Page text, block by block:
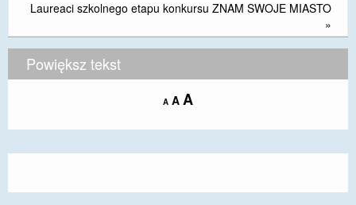
mLegitymacja
Laureaci szkolnego etapu konkursu ZNAM SWOJE MIASTO
»
Powiększ tekst
A Decrease
size.
A Reset
size.
AIncrease
size.